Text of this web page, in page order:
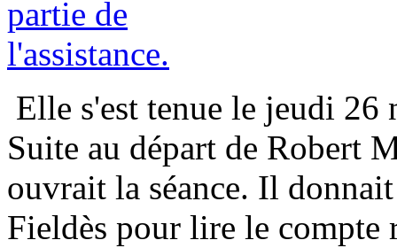
Elle s'est tenue le jeudi 26
Suite au départ de Robert
ouvrait la séance. Il
Fieldès pour lire le compte